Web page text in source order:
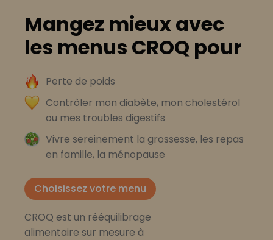
Mangez mieux avec
les menus CROQ pour
Perte de poids
Contrôler mon diabète, mon cholestérol
ou mes troubles digestifs
Vivre sereinement la grossesse, les repas
en famille, la ménopause
Choisissez votre menu
CROQ est un rééquilibrage
alimentaire sur mesure à